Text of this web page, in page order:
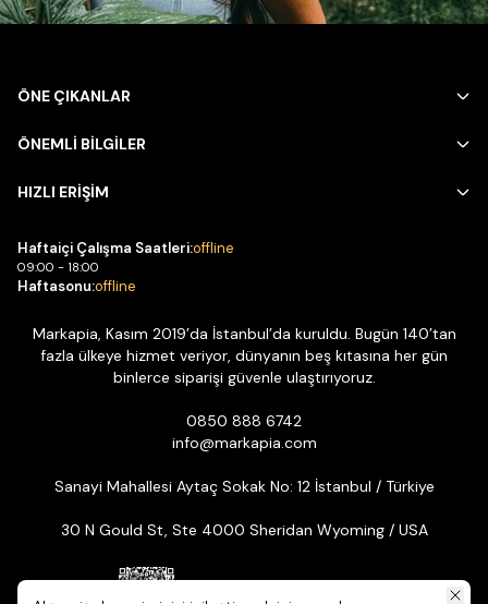
ÖNE ÇIKANLAR
ÖNEMLİ BİLGİLER
HIZLI ERİŞİM
Haftaiçi Çalışma Saatleri:offline
09:00 - 18:00
Haftasonu:offline
Markapia, Kasım 2019’da İstanbul’da kuruldu. Bugün 140’tan
fazla ülkeye hizmet veriyor, dünyanın beş kıtasına her gün
binlerce siparişi güvenle ulaştırıyoruz.
0850 888 6742
info@markapia.com
Sanayi Mahallesi Aytaç Sokak No: 12 İstanbul / Türkiye
30 N Gould St, Ste 4000 Sheridan Wyoming / USA